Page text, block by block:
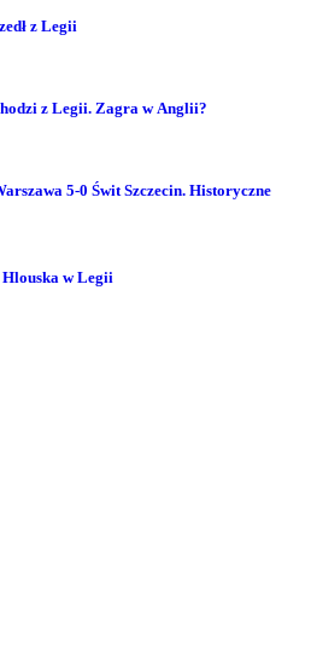
z Legii
z Legii. Zagra w Anglii?
5-0 Świt Szczecin. Historyczne
Hlouska w Legii